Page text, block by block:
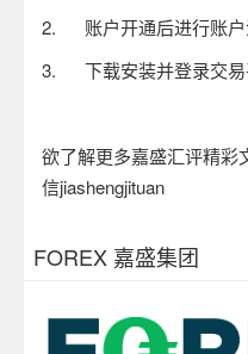
2. 账户开通后进行账
3. 下载安装并登录交
欲了解更多嘉盛汇评精彩
信jiashengjituan
FOREX 嘉盛集团